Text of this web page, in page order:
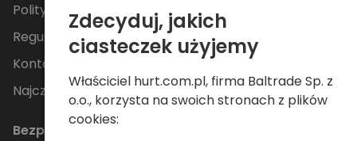
Polityka Prywatności
Regulamin
Kontakt
Najczęściej zadawane pytania
Bezpieczne płatności
Zdecyduj, jakich
ciasteczek użyjemy
Właściciel hurt.com.pl, firma Baltrade Sp. z
o.o., korzysta na swoich stronach z plików
cookies: